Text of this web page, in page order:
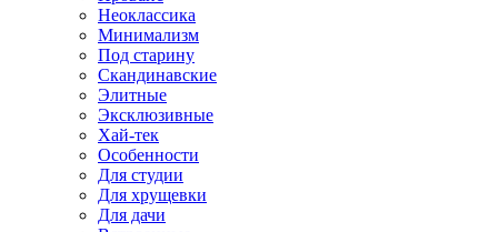
Неоклассика
Минимализм
Под старину
Скандинавские
Элитные
Эксклюзивные
Хай-тек
Особенности
Для студии
Для хрущевки
Для дачи